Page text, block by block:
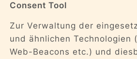
Consent Tool
Zur Verwaltung der
und ähnlichen Technologien
Web-Beacons etc.) und